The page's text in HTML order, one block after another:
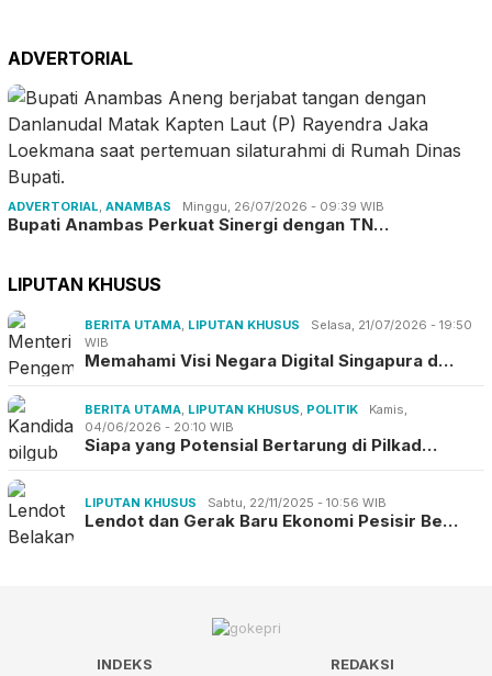
ADVERTORIAL
ADVERTORIAL, ANAMBAS Minggu, 26/07/2026 - 09:39 WIB
Bupati Anambas Perkuat Sinergi dengan TN…
LIPUTAN KHUSUS
BERITA UTAMA, LIPUTAN KHUSUS
Selasa, 21/07/2026 - 19:50
WIB
Memahami Visi Negara Digital Singapura d…
BERITA UTAMA, LIPUTAN KHUSUS, POLITIK
Kamis,
04/06/2026 - 20:10 WIB
Siapa yang Potensial Bertarung di Pilkad…
LIPUTAN KHUSUS Sabtu, 22/11/2025 - 10:56 WIB
Lendot dan Gerak Baru Ekonomi Pesisir Be…
INDEKS REDAKSI